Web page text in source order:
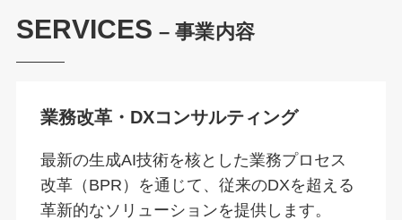
SERVICES – 事業内容
業務改革・DXコンサルティング
最新の生成AI技術を核とした業務プロセス
改革（BPR）を通じて、従来のDXを超える
革新的なソリューションを提供します。